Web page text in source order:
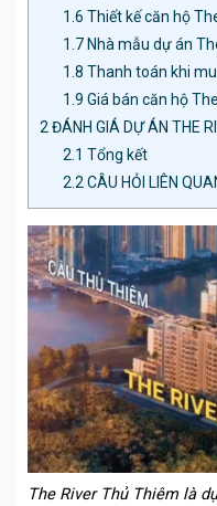
1.6 Thiết kế căn hộ
1.7 Nhà mẫu dự án
1.8 Thanh toán khi
1.9 Giá bán căn hộ
2 ĐÁNH GIÁ DỰ ÁN THE
2.1 Tổng kết
2.2 CÂU HỎI LIÊN
The River Thủ Thiêm là